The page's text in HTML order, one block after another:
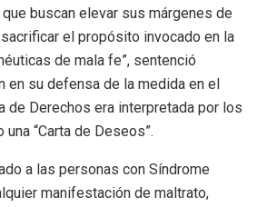
buscan elevar sus márgenes de
el propósito invocado en la
de mala fe”, sentenció
en su defensa de la medida en el
de Derechos era interpretada por los
“Carta de Deseos”.
a las personas con Síndrome
manifestación de maltrato,